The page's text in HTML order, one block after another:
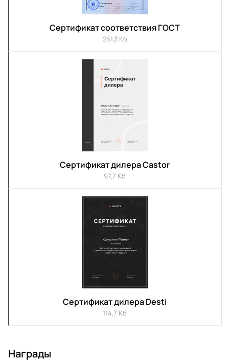
Сертификат соответствия ГОСТ
251,3 Кб
Сертификат дилера Castor
97,7 Кб
Сертификат дилера Desti
114,7 Кб
Награды